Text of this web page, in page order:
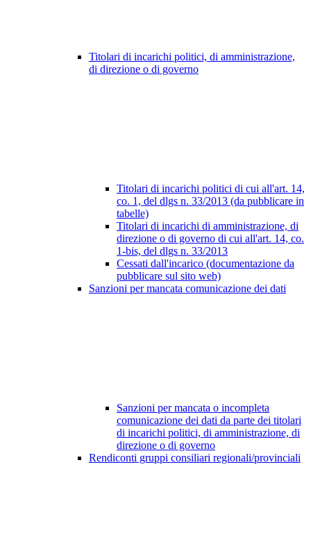
Titolari di incarichi politici, di amministrazione,
di direzione o di governo
Titolari di incarichi politici di cui all'art. 14,
co. 1, del dlgs n. 33/2013 (da pubblicare in
tabelle)
Titolari di incarichi di amministrazione, di
direzione o di governo di cui all'art. 14, co.
1-bis, del dlgs n. 33/2013
Cessati dall'incarico (documentazione da
pubblicare sul sito web)
Sanzioni per mancata comunicazione dei dati
Sanzioni per mancata o incompleta
comunicazione dei dati da parte dei titolari
di incarichi politici, di amministrazione, di
direzione o di governo
Rendiconti gruppi consiliari regionali/provinciali